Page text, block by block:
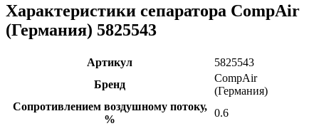
Характеристики сепаратора CompAir
(Германия) 5825543
Артикул
5825543
Бренд
CompAir
(Германия)
Сопротивлением воздушному потоку,
%
0.6